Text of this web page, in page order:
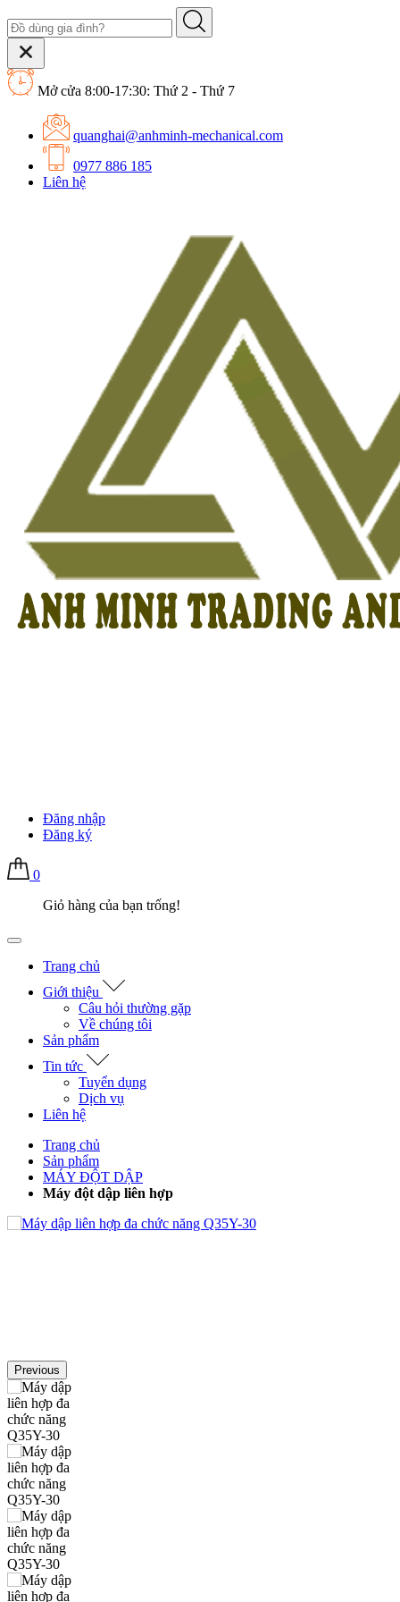
Mở cửa 8:00-17:30: Thứ 2 - Thứ 7
quanghai@anhminh-mechanical.com
0977 886 185
Liên hệ
Đăng nhập
Đăng ký
0
Giỏ hàng của bạn trống!
Trang chủ
Giới thiệu
Câu hỏi thường gặp
Về chúng tôi
Sản phẩm
Tin tức
Tuyển dụng
Dịch vụ
Liên hệ
Trang chủ
Sản phẩm
MÁY ĐỘT DẬP
Máy đột dập liên hợp
Previous